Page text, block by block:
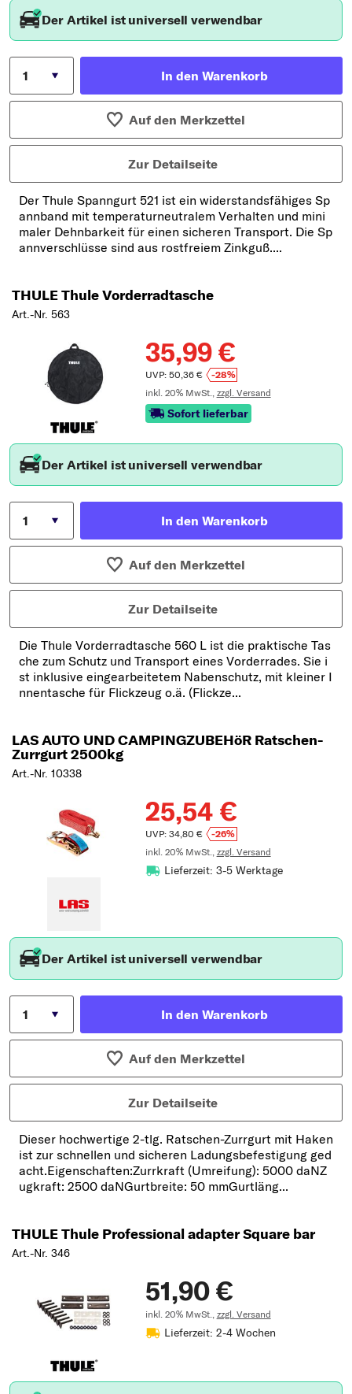
Der Artikel ist universell verwendbar
In den Warenkorb
Auf den Merkzettel
Zur Detailseite
Der Thule Spanngurt 521 ist ein widerstandsfähiges Sp
annband mit temperaturneutralem Verhalten und mini
maler Dehnbarkeit für einen sicheren Transport. Die Sp
annverschlüsse sind aus rostfreiem Zinkguß....
THULE Thule Vorderradtasche
Art.-Nr. 563
35,99 €
UVP: 50,36 €
-28%
inkl. 20% MwSt., zzgl. Versand
Sofort lieferbar
Der Artikel ist universell verwendbar
In den Warenkorb
Auf den Merkzettel
Zur Detailseite
Die Thule Vorderradtasche 560 L ist die praktische Tas
che zum Schutz und Transport eines Vorderrades. Sie i
st inklusive eingearbeitetem Nabenschutz, mit kleiner I
nnentasche für Flickzeug o.ä. (Flickze...
LAS AUTO UND CAMPINGZUBEHöR Ratschen-
Zurrgurt 2500kg
Art.-Nr. 10338
25,54 €
UVP: 34,80 €
-26%
inkl. 20% MwSt., zzgl. Versand
Lieferzeit: 3-5 Werktage
Der Artikel ist universell verwendbar
In den Warenkorb
Auf den Merkzettel
Zur Detailseite
Dieser hochwertige 2-tlg. Ratschen-Zurrgurt mit Haken
ist zur schnellen und sicheren Ladungsbefestigung ged
acht.Eigenschaften:Zurrkraft (Umreifung): 5000 daNZ
ugkraft: 2500 daNGurtbreite: 50 mmGurtläng...
THULE Thule Professional adapter Square bar
Art.-Nr. 346
51,90 €
inkl. 20% MwSt., zzgl. Versand
Lieferzeit: 2-4 Wochen